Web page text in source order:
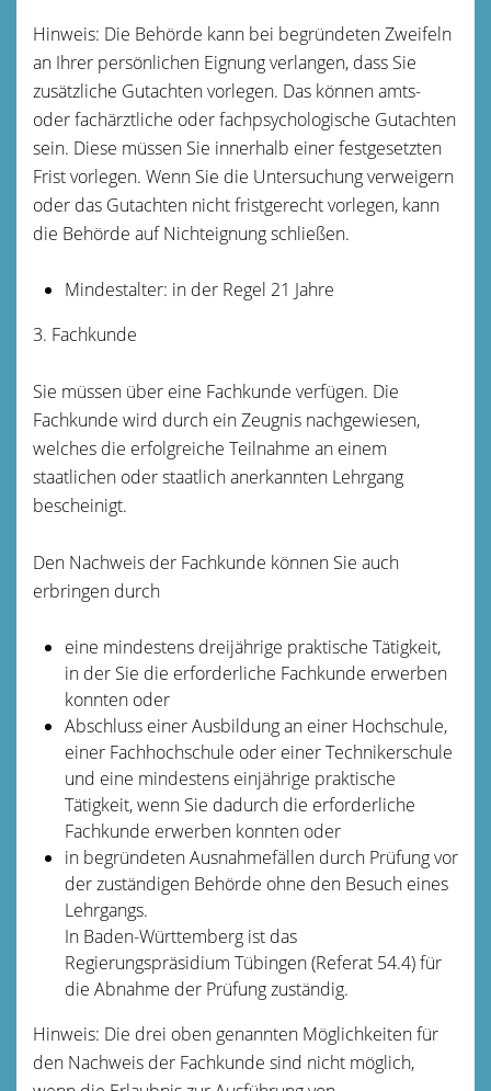
Hinweis: Die Behörde kann bei begründeten Zweifeln
an Ihrer persönlichen Eignung verlangen, dass Sie
zusätzliche Gutachten vorlegen. Das können amts-
oder fachärztliche oder fachpsychologische Gutachten
sein. Diese müssen Sie innerhalb einer festgesetzten
Frist vorlegen. Wenn Sie die Untersuchung verweigern
oder das Gutachten nicht fristgerecht vorlegen, kann
die Behörde auf Nichteignung schließen.
Mindestalter: in der Regel 21 Jahre
3. Fachkunde
Sie müssen über eine Fachkunde verfügen. Die
Fachkunde wird durch ein Zeugnis nachgewiesen,
welches die erfolgreiche Teilnahme an einem
staatlichen oder staatlich anerkannten Lehrgang
bescheinigt.
Den Nachweis der Fachkunde können Sie auch
erbringen durch
eine mindestens dreijährige praktische Tätigkeit,
in der Sie die erforderliche Fachkunde erwerben
konnten oder
Abschluss einer Ausbildung an einer Hochschule,
einer Fachhochschule oder einer Technikerschule
und eine mindestens einjährige praktische
Tätigkeit, wenn Sie dadurch die erforderliche
Fachkunde erwerben konnten oder
in begründeten Ausnahmefällen durch Prüfung vor
der zuständigen Behörde ohne den Besuch eines
Lehrgangs.
In Baden-Württemberg ist das
Regierungspräsidium Tübingen (Referat 54.4) für
die Abnahme der Prüfung zuständig.
Hinweis: Die drei oben genannten Möglichkeiten für
den Nachweis der Fachkunde sind nicht möglich,